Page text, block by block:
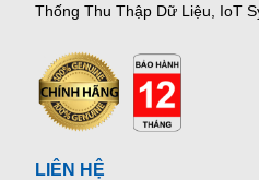
Thống Thu Thập Dữ Liệu, IoT
LIÊN HỆ